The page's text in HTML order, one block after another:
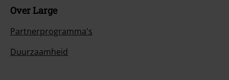
Over Large
Partnerprogramma's
Duurzaamheid